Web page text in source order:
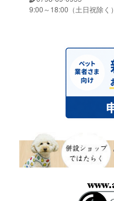
9:00～18:00（土日祝除く）